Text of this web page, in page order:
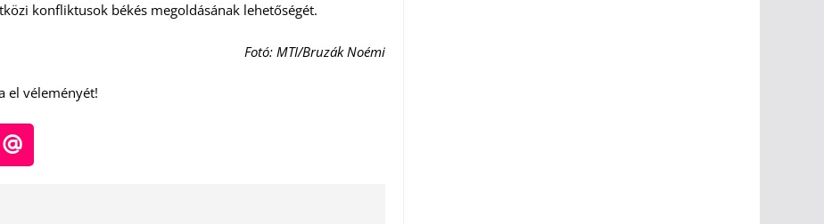
konfliktusok békés megoldásának lehetőségét.
Fotó: MTI/Bruzák Noémi
el véleményét!